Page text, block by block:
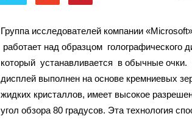
Группа исследователей компании «Microsoft»
работает над образцом голографического
который устанавливается в обычные очки.
дисплей выполнен на основе кремниевых
жидких кристаллов, имеет высокое
угол обзора 80 градусов. Эта технология